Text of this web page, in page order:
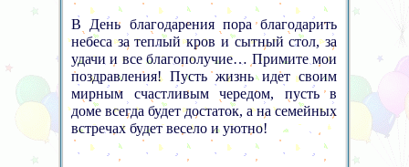
В День благодарения пора благодарить
небеса за теплый кров и сытный стол, за
удачи и все благополучие… Примите мои
поздравления! Пусть жизнь идет своим
мирным счастливым чередом, пусть в
доме всегда будет достаток, а на семейных
встречах будет весело и уютно!